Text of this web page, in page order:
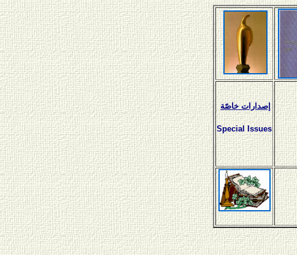
إصدارات خاصّة
Special Issues